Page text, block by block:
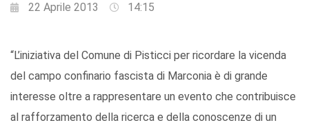
22 Aprile 2013 14:15
“L’iniziativa del Comune di Pisticci per ricordare la vicenda
del campo confinario fascista di Marconia è di grande
interesse oltre a rappresentare un evento che contribuisce
al rafforzamento della ricerca e della conoscenze di un